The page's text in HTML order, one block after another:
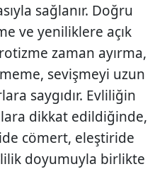
sağlanır. Doğru
ve yeniliklere açık
zaman ayırma,
sevişmeyi uzun
saygıdır. Evliliğin
dikkat edildiğinde,
cömert, eleştiride
doyumuyla birlikte